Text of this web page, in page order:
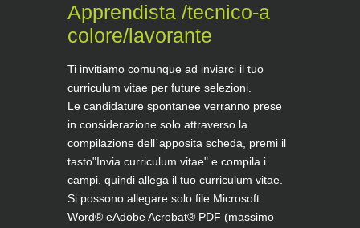
Apprendista /tecnico-a
colore/lavorante
Ti invitiamo comunque ad inviarci il tuo
curriculum vitae per future selezioni.
Le candidature spontanee verranno prese
in considerazione solo attraverso la
compilazione dell´apposita scheda, premi il
tasto"Invia curriculum vitae" e compila i
campi, quindi allega il tuo curriculum vitae.
Si possono allegare solo file Microsoft
Word® eAdobe Acrobat® PDF (massimo